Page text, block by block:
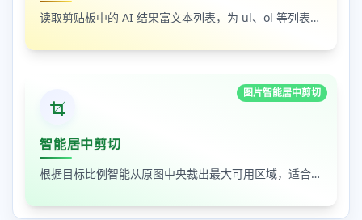
读取剪贴板中的 AI 结果富文本列表，为 ul、ol 等列表自动补 1-N 序号，支持富文本和纯文本输出
图片智能居中剪切
智能居中剪切
根据目标比例智能从原图中央裁出最大可用区域，适合封面图、缩略图和平台尺寸适配